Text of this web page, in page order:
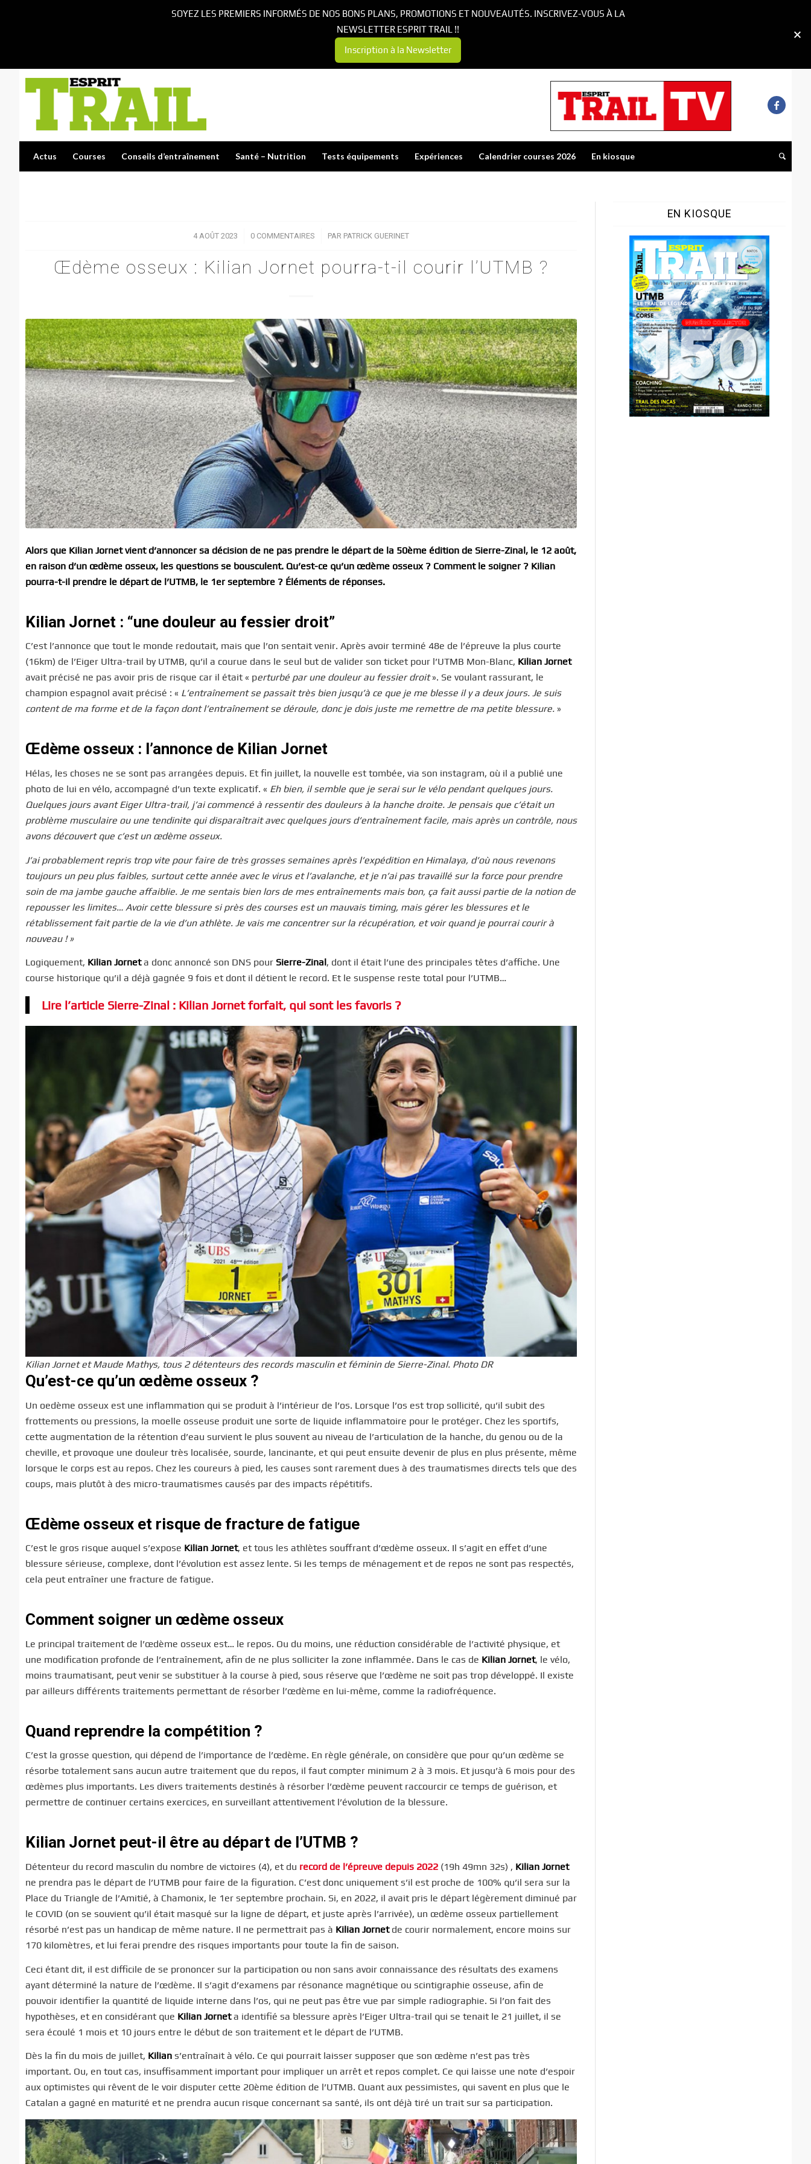
Actus Courses Conseils d’entraînement Santé – Nutrition Tests équipements Expériences Calendrier courses 2026 En kiosque
4 AOÛT 2023
/ 0 COMMENTAIRES
/ PAR PATRICK GUERINET
Œdème osseux : Kilian Jornet pourra-t-il courir l’UTMB ?
Alors que Kilian Jornet vient d’annoncer sa décision de ne pas prendre le départ de la 50ème édition de Sierre-Zinal, le 12 août,
en raison d’un œdème osseux, les questions se bousculent. Qu’est-ce qu’un œdème osseux ? Comment le soigner ? Kilian
pourra-t-il prendre le départ de l’UTMB, le 1er septembre ? Éléments de réponses.
Kilian Jornet : “une douleur au fessier droit”
C’est l’annonce que tout le monde redoutait, mais que l’on sentait venir. Après avoir terminé 48e de l’épreuve la plus courte
(16km) de l’Eiger Ultra-trail by UTMB, qu’il a courue dans le seul but de valider son ticket pour l’UTMB Mon-Blanc, Kilian Jornet
avait précisé ne pas avoir pris de risque car il était « perturbé par une douleur au fessier droit». Se voulant rassurant, le
champion espagnol avait précisé : « L’entraînement se passait très bien jusqu’à ce que je me blesse il y a deux jours. Je suis
content de ma forme et de la façon dont l’entraînement se déroule, donc je dois juste me remettre de ma petite blessure. »
Œdème osseux : l’annonce de Kilian Jornet
Hélas, les choses ne se sont pas arrangées depuis. Et fin juillet, la nouvelle est tombée, via son instagram, où il a publié une
photo de lui en vélo, accompagné d’un texte explicatif. « Eh bien, il semble que je serai sur le vélo pendant quelques jours.
Quelques jours avant Eiger Ultra-trail, j’ai commencé à ressentir des douleurs à la hanche droite. Je pensais que c’était un
problème musculaire ou une tendinite qui disparaîtrait avec quelques jours d’entraînement facile, mais après un contrôle, nous
avons découvert que c’est un œdème osseux.
J’ai probablement repris trop vite pour faire de très grosses semaines après l’expédition en Himalaya, d’où nous revenons
toujours un peu plus faibles, surtout cette année avec le virus et l’avalanche, et je n’ai pas travaillé sur la force pour prendre
soin de ma jambe gauche affaiblie. Je me sentais bien lors de mes entraînements mais bon, ça fait aussi partie de la notion de
repousser les limites… Avoir cette blessure si près des courses est un mauvais timing, mais gérer les blessures et le
rétablissement fait partie de la vie d’un athlète. Je vais me concentrer sur la récupération, et voir quand je pourrai courir à
nouveau ! »
Logiquement, Kilian Jorneta donc annoncé son DNS pour Sierre-Zinal, dont il était l’une des principales têtes d’affiche. Une
course historique qu’il a déjà gagnée 9 fois et dont il détient le record. Et le suspense reste total pour l’UTMB…
Lire l’article Sierre-Zinal : Kilian Jornet forfait, qui sont les favoris ?
Kilian Jornet et Maude Mathys, tous 2 détenteurs des records masculin et féminin de Sierre-Zinal. Photo DR
Qu’est-ce qu’un œdème osseux ?
Un oedème osseux est une inflammation qui se produit à l’intérieur de l’os. Lorsque l’os est trop sollicité, qu’il subit des
frottements ou pressions, la moelle osseuse produit une sorte de liquide inflammatoire pour le protéger. Chez les sportifs,
cette augmentation de la rétention d’eau survient le plus souvent au niveau de l’articulation de la hanche, du genou ou de la
cheville, et provoque une douleur très localisée, sourde, lancinante, et qui peut ensuite devenir de plus en plus présente, même
lorsque le corps est au repos. Chez les coureurs à pied, les causes sont rarement dues à des traumatismes directs tels que des
coups, mais plutôt à des micro-traumatismes causés par des impacts répétitifs.
Œdème osseux et risque de fracture de fatigue
C’est le gros risque auquel s’expose Kilian Jornet, et tous les athlètes souffrant d’œdème osseux. Il s’agit en effet d’une
blessure sérieuse, complexe, dont l’évolution est assez lente. Si les temps de ménagement et de repos ne sont pas respectés,
cela peut entraîner une fracture de fatigue.
Comment soigner un œdème osseux
Le principal traitement de l’œdème osseux est… le repos. Ou du moins, une réduction considérable de l’activité physique, et
une modification profonde de l’entraînement, afin de ne plus solliciter la zone inflammée. Dans le cas de Kilian Jornet, le vélo,
moins traumatisant, peut venir se substituer à la course à pied, sous réserve que l’œdème ne soit pas trop développé. Il existe
par ailleurs différents traitements permettant de résorber l’œdème en lui-même, comme la radiofréquence.
Quand reprendre la compétition ?
C’est la grosse question, qui dépend de l’importance de l’œdème. En règle générale, on considère que pour qu’un œdème se
résorbe totalement sans aucun autre traitement que du repos, il faut compter minimum 2 à 3 mois. Et jusqu’à 6 mois pour des
œdèmes plus importants. Les divers traitements destinés à résorber l’œdème peuvent raccourcir ce temps de guérison, et
permettre de continuer certains exercices, en surveillant attentivement l’évolution de la blessure.
Kilian Jornet peut-il être au départ de l’UTMB ?
Détenteur du record masculin du nombre de victoires (4), et du record de l’épreuve depuis 2022 (19h 49mn 32s) , Kilian Jornet
ne prendra pas le départ de l’UTMB pour faire de la figuration. C’est donc uniquement s’il est proche de 100% qu’il sera sur la
Place du Triangle de l’Amitié, à Chamonix, le 1er septembre prochain. Si, en 2022, il avait pris le départ légèrement diminué par
le COVID (on se souvient qu’il était masqué sur la ligne de départ, et juste après l’arrivée), un œdème osseux partiellement
résorbé n’est pas un handicap de même nature. Il ne permettrait pas à Kilian Jornetde courir normalement, encore moins sur
170 kilomètres, et lui ferai prendre des risques importants pour toute la fin de saison.
Ceci étant dit, il est difficile de se prononcer sur la participation ou non sans avoir connaissance des résultats des examens
ayant déterminé la nature de l’œdème. Il s’agit d’examens par résonance magnétique ou scintigraphie osseuse, afin de
pouvoir identifier la quantité de liquide interne dans l’os, qui ne peut pas être vue par simple radiographie. Si l’on fait des
hypothèses, et en considérant que Kilian Jorneta identifié sa blessure après l’Eiger Ultra-trail qui se tenait le 21 juillet, il se
sera écoulé 1 mois et 10 jours entre le début de son traitement et le départ de l’UTMB.
Dès la fin du mois de juillet, Kilian s’entraînait à vélo. Ce qui pourrait laisser supposer que son œdème n’est pas très
important. Ou, en tout cas, insuffisamment important pour impliquer un arrêt et repos complet. Ce qui laisse une note d’espoir
aux optimistes qui rêvent de le voir disputer cette 20ème édition de l’UTMB. Quant aux pessimistes, qui savent en plus que le
Catalan a gagné en maturité et ne prendra aucun risque concernant sa santé, ils ont déjà tiré un trait sur sa participation.
EN KIOSQUE
SOYEZ LES PREMIERS INFORMÉS DE NOS BONS PLANS, PROMOTIONS ET NOUVEAUTÉS. INSCRIVEZ-VOUS À LA
NEWSLETTER ESPRIT TRAIL !!
Inscription à la Newsletter